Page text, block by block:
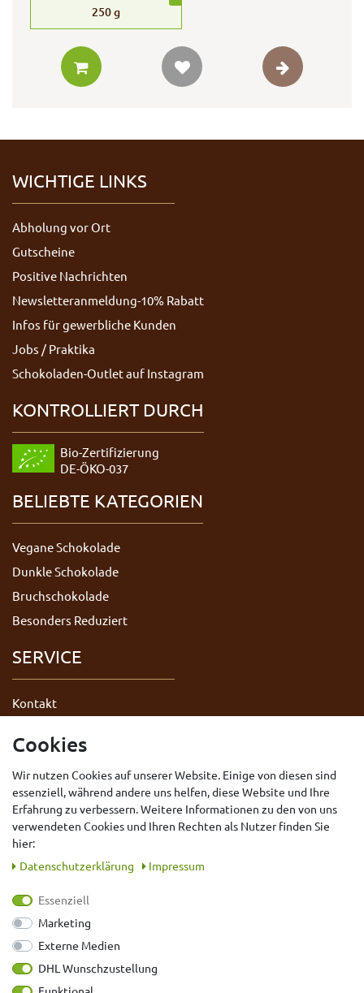
250g
WICHTIGE LINKS
Abholung vor Ort
Gutscheine
Positive Nachrichten
Newsletteranmeldung-10% Rabatt
Infos für gewerbliche Kunden
Jobs / Praktika
Schokoladen-Outlet auf Instagram
KONTROLLIERT DURCH
Bio-Zertifizierung
DE-ÖKO-037
BELIEBTE KATEGORIEN
Vegane Schokolade
Dunkle Schokolade
Bruchschokolade
Besonders Reduziert
SERVICE
Kontakt
AGB
Impressum
Widerrufsrecht
Vertrag widerrufen
Bewertungen der letzten 12 Monate
Cookies
Wir nutzen Cookies auf unserer Website. Einige von diesen sind
essenziell, während andere uns helfen, diese Website und Ihre
Erfahrung zu verbessern. Weitere Informationen zu den von uns
verwendeten Cookies und Ihren Rechten als Nutzer finden Sie
hier:
Daten­schutz­erklärung
Impressum
Essenziell
Marketing
Externe Medien
DHL Wunschzustellung